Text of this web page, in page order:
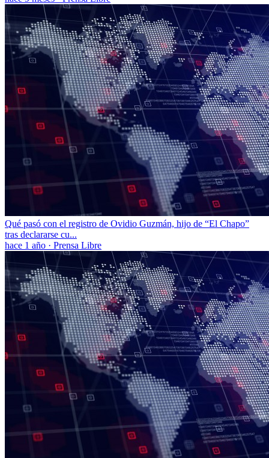
Qué pasó con el registro de Ovidio Guzmán, hijo de “El Chapo”
tras declararse cu...
hace 1 año · Prensa Libre